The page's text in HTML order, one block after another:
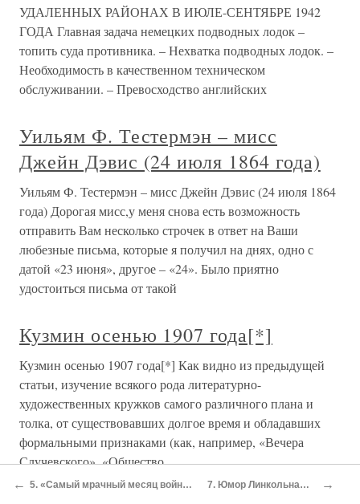
УДАЛЕННЫХ РАЙОНАХ В ИЮЛЕ-СЕНТЯБРЕ 1942
ГОДА Главная задача немецких подводных лодок –
топить суда противника. – Нехватка подводных лодок. –
Необходимость в качественном техническом
обслуживании. – Превосходство английских
Уильям Ф. Тестермэн – мисс
Джейн Дэвис (24 июля 1864 года)
Уильям Ф. Тестермэн – мисс Джейн Дэвис (24 июля 1864
года) Дорогая мисс,у меня снова есть возможность
отправить Вам несколько строчек в ответ на Ваши
любезные письма, которые я получил на днях, одно с
датой «23 июня», другое – «24». Было приятно
удостоиться письма от такой
Кузмин осенью 1907 года[*]
Кузмин осенью 1907 года[*] Как видно из предыдущей
статьи, изучение всякого рода литературно-
художественных кружков самого различного плана и
толка, от существовавших долгое время и обладавших
формальными признаками (как, например, «Вечера
Случевского», «Общество
← 5. «Самый мрачный месяц войны» — август 1864 года 7. Юмор Линкольна… и его религия →